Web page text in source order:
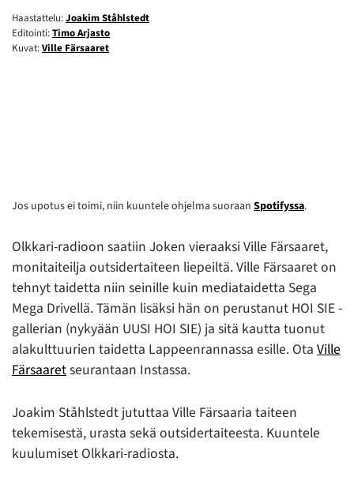
Haastattelu:Joakim Ståhlstedt
Editointi:Timo Arjasto
Kuvat:Ville Färsaaret
Jos upotus ei toimi, niin kuuntele ohjelma suoraan Spotifyssa.
Olkkari-radioon saatiin Joken vieraaksi Ville Färsaaret,
monitaiteilja outsidertaiteen liepeiltä. Ville Färsaaret on
tehnyt taidetta niin seinille kuin mediataidetta Sega
Mega Drivellä. Tämän lisäksi hän on perustanut HOI SIE -
gallerian (nykyään UUSI HOI SIE) ja sitä kautta tuonut
alakulttuurien taidetta Lappeenrannassa esille. Ota Ville
Färsaaretseurantaan Instassa.
Joakim Ståhlstedt jututtaa Ville Färsaaria taiteen
tekemisestä, urasta sekä outsidertaiteesta. Kuuntele
kuulumiset Olkkari-radiosta.